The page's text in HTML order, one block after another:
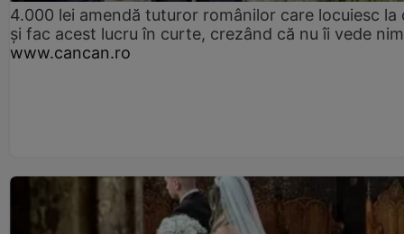
4.000 lei amendă tuturor românilor care locuiesc la
și fac acest lucru în curte, crezând că nu îi vede
www.cancan.ro